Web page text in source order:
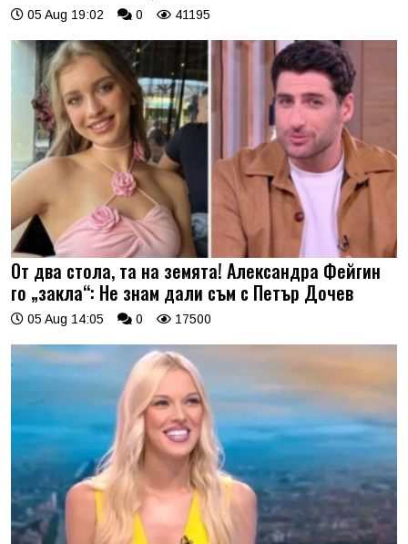
05 Aug 19:02 0 41195
От два стола, та на земята! Александра Фейгин
го „закла“: Не знам дали съм с Петър Дочев
05 Aug 14:05 0 17500